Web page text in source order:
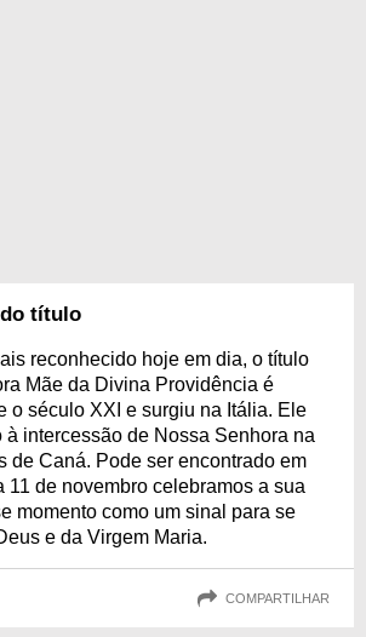
título
reconhecido hoje em dia, o título
Mãe da Divina Providência é
o século XXI e surgiu na Itália. Ele
à intercessão de Nossa Senhora na
de Caná. Pode ser encontrado em
11 de novembro celebramos a sua
momento como um sinal para se
e da Virgem Maria.
COMPARTILHAR